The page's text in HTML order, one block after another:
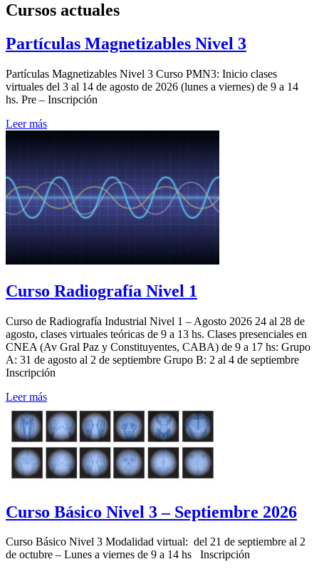
Cursos actuales
Partículas Magnetizables Nivel 3
Partículas Magnetizables Nivel 3 Curso PMN3: Inicio clases
virtuales del 3 al 14 de agosto de 2026 (lunes a viernes) de 9 a 14
hs. Pre – Inscripción
Leer más
Curso Radiografía Nivel 1
Curso de Radiografía Industrial Nivel 1 – Agosto 2026 24 al 28 de
agosto, clases virtuales teóricas de 9 a 13 hs. Clases presenciales en
CNEA (Av Gral Paz y Constituyentes, CABA) de 9 a 17 hs: Grupo
A: 31 de agosto al 2 de septiembre Grupo B: 2 al 4 de septiembre
Inscripción
Leer más
Curso Básico Nivel 3 – Septiembre 2026
Curso Básico Nivel 3 Modalidad virtual: del 21 de septiembre al 2
de octubre – Lunes a viernes de 9 a 14 hs Inscripción